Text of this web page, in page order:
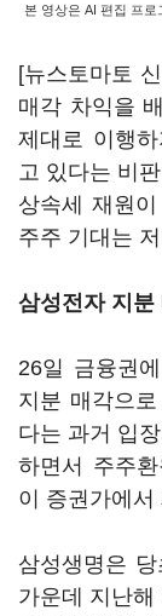
본 영상은 AI 편집 프로
[뉴스토마토
매각 차익을
제대로 이행
고 있다는 비
상속세 재원
주주 기대는
삼성전자 지분
26일 금융권
지분 매각으
다는 과거 입
하면서 주주
이 증권가에서
삼성생명은
가운데 지난